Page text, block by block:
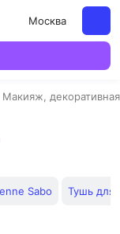
Москва
Макияж,
Sabo Тушь для